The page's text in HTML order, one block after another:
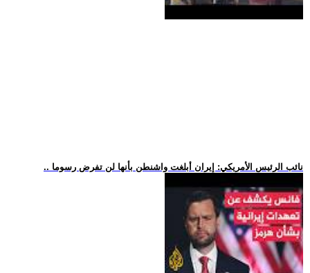
.. نائب الرئيس الأمريكي: إيران أبلغت واشنطن بأنها لن تفرض رسوما